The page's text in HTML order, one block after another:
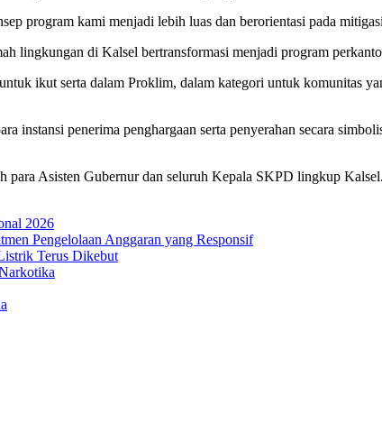
program kami menjadi lebih luas dan berorientasi pada
lingkungan di Kalsel bertransformasi menjadi program
ikut serta dalam Proklim, dalam kategori untuk komunitas
instansi penerima penghargaan serta penyerahan secara
para Asisten Gubernur dan seluruh Kepala SKPD lingkup
2026
Pengelolaan Anggaran yang Responsif
Terus Dikebut